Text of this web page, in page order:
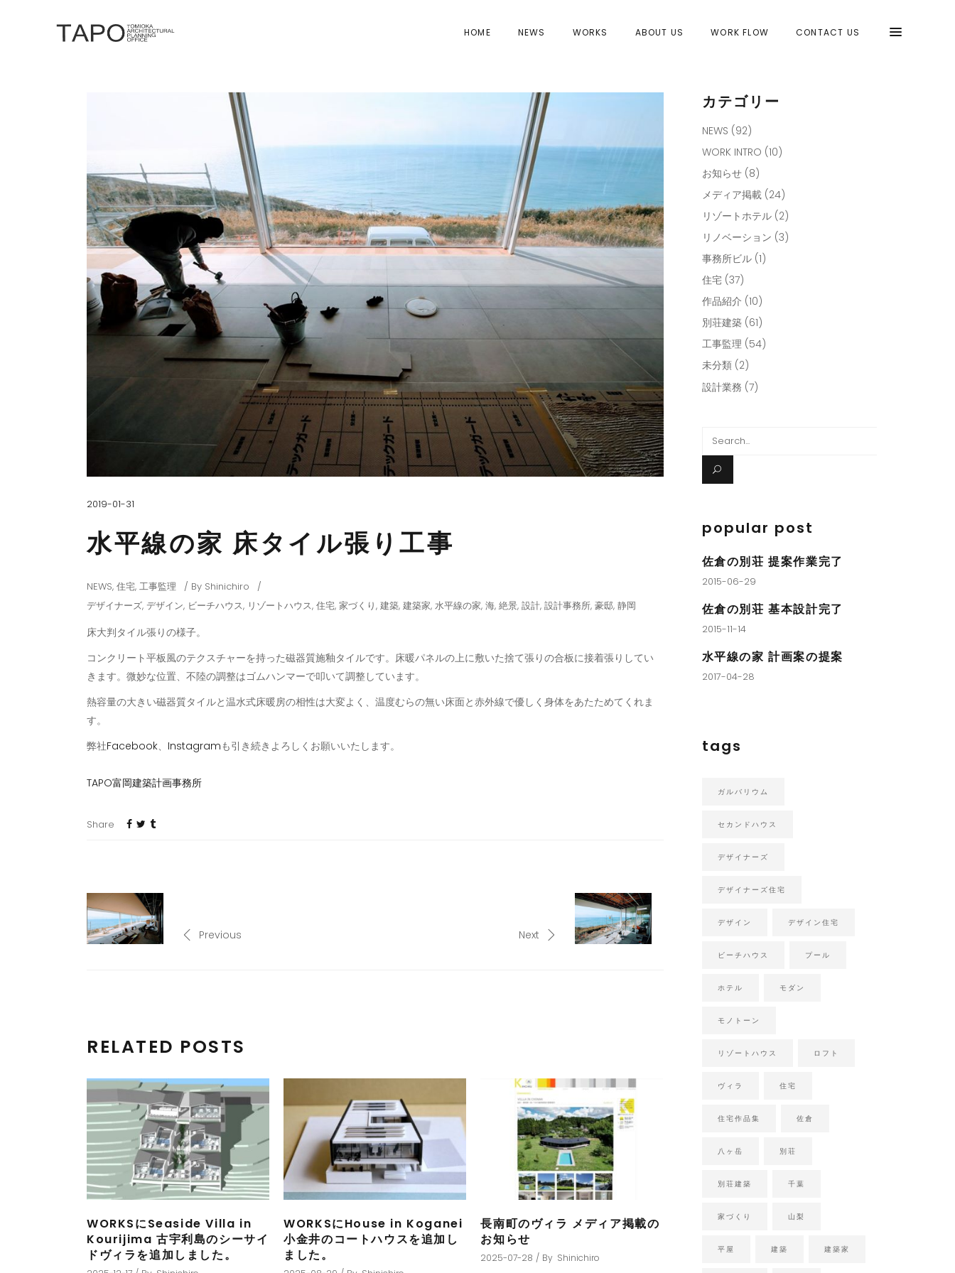
HOME NEWS WORKS ABOUT US WORK FLOW CONTACT US
2019-01-31
水平線の家 床タイル張り工事
NEWS, 住宅, 工事監理 By Shinichiro
デザイナーズ, デザイン, ビーチハウス, リゾートハウス, 住宅, 家づくり, 建築, 建築家, 水平線の家, 海, 絶景, 設計, 設計事務所, 豪邸, 静岡
床大判タイル張りの様子。
コンクリート平板風のテクスチャーを持った磁器質施釉タイルです。床暖パネルの上に敷いた捨て張りの合板に接着張りしてい
きます。微妙な位置、不陸の調整はゴムハンマーで叩いて調整しています。
熱容量の大きい磁器質タイルと温水式床暖房の相性は大変よく、温度むらの無い床面と赤外線で優しく身体をあたためてくれま
す。
弊社Facebook、 Instagramも引き続きよろしくお願いいたします。
TAPO富岡建築計画事務所
Share
Previous Next
RELATED POSTS
WORKSにSeaside Villa in
Kourijima 古宇利島のシーサイ
ドヴィラを追加しました。
WORKSにHouse in Koganei
小金井のコートハウスを追加し
ました。
長南町のヴィラ メディア掲載の
お知らせ
2025-07-28 By Shinichiro
カテゴリー
NEWS (92)
WORK INTRO (10)
お知らせ(8)
メディア掲載(24)
リゾートホテル(2)
リノベーション (3)
事務所ビル(1)
住宅 (37)
作品紹介 (10)
別荘建築(61)
工事監理(54)
未分類(2)
設計業務 (7)
Search
for:
popular post
佐倉の別荘 提案作業完了
2015-06-29
佐倉の別荘 基本設計完了
2015-11-14
水平線の家 計画案の提案
2017-04-28
tags
ガルバリウム
セカンドハウス
デザイナーズ
デザイナーズ住宅
デザイン デザイン住宅
ビーチハウス プール
ホテル モダン
モノトーン
リゾートハウス ロフト
ヴィラ 住宅
住宅作品集 佐倉
八ヶ岳 別荘
別荘建築 千葉
家づくり 山梨
平屋 建築 建築家